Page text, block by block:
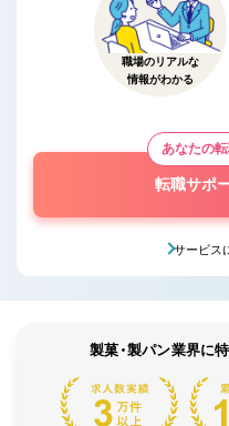
職場のリアルな
情報がわかる
あなたの
転職サポ
サービス
製菓・製パン業界に